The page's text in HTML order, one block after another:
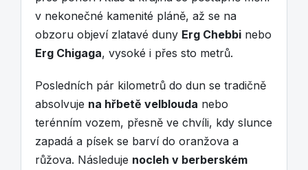
v nekonečné kamenité pláně, až se na
obzoru objeví zlatavé duny Erg Chebbi nebo
Erg Chigaga, vysoké i přes sto metrů.
Posledních pár kilometrů do dun se tradičně
absolvuje na hřbetě velblouda nebo
terénním vozem, přesně ve chvíli, kdy slunce
zapadá a písek se barví do oranžova a
růžova. Následuje nocleh v berberském